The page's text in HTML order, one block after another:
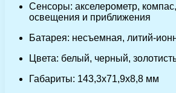
Сенсоры: акселерометр,
освещения и приближения
Батарея: несъемная, литий-
Цвета: белый, черный,
Габариты: 143,3х71,9х8,8 мм